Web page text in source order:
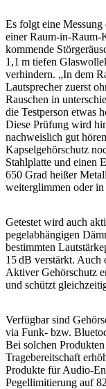
Es folgt eine
einer Raum-in-Raum-
kommende
1,1 m tiefen
verhindern. „In dem
Lautsprecher zuerst
Rauschen in
die Testperson etwas
Diese Prüfung wird
nachweislich gut
Kapselgehörschutz
Stahlplatte und einen
650 Grad heißer
weiterglimmen oder
Getestet wird auch
pegelabhängigen
bestimmten
15 dB verstärkt. Auch
Aktiver Gehörschutz
und schützt
Verfügbar sind
via Funk- bzw.
Bei solchen
Tragebereitschaft
Produkte für Audio-
Pegellimitierung auf